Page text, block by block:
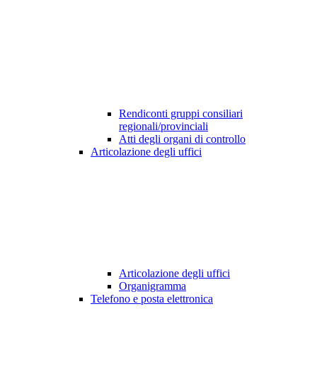
Rendiconti gruppi consiliari
regionali/provinciali
Atti degli organi di controllo
Articolazione degli uffici
Articolazione degli uffici
Organigramma
Telefono e posta elettronica